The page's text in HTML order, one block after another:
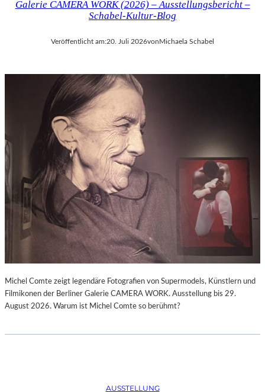
Galerie CAMERA WORK (2026) – Ausstellungsbericht –
Schabel-Kultur-Blog
Veröffentlicht am:20. Juli 2026von Michaela Schabel
Michel Comte zeigt legendäre Fotografien von Supermodels, Künstlern und
Filmikonen der Berliner Galerie CAMERA WORK. Ausstellung bis 29.
August 2026. Warum ist Michel Comte so berühmt?
AUSSTELLUNG